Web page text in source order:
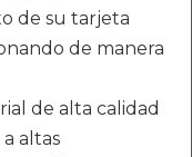
de su tarjeta
de manera
de alta calidad
altas